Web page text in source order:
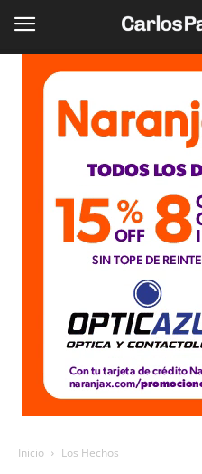
Inicio Los Hechos